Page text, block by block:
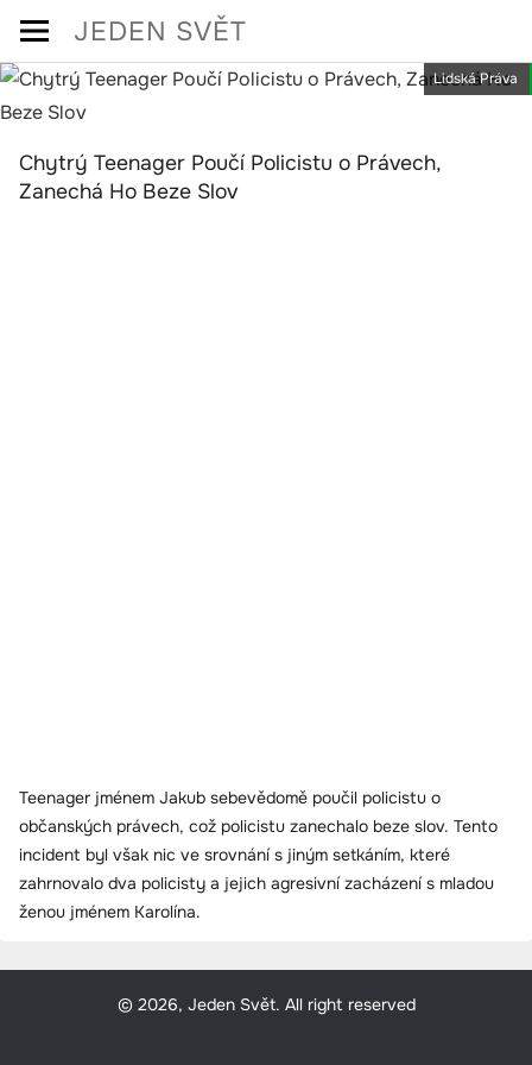
Skip
content
JEDEN SVĚT
Lidská Práva
Chytrý Teenager Poučí Policistu o Právech,
Zanechá Ho Beze Slov
Teenager jménem Jakub sebevědomě poučil policistu o
občanských právech, což policistu zanechalo beze slov. Tento
incident byl však nic ve srovnání s jiným setkáním, které
zahrnovalo dva policisty a jejich agresivní zacházení s mladou
ženou jménem Karolína.
© 2026, Jeden Svět. All right reserved